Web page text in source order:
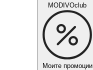
MODIVOclub
Моите промоции